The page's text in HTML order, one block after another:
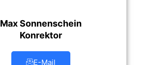
Max Sonnenschein
Konrektor
E-Mail